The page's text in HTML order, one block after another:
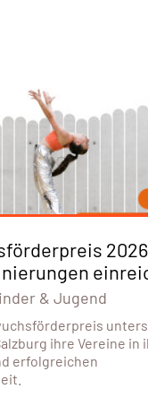
2026
& Jugend
ihre Vereine in
erfolgreichen